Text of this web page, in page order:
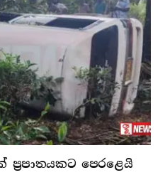
ප්‍රපාතයකට පෙරළෙයි